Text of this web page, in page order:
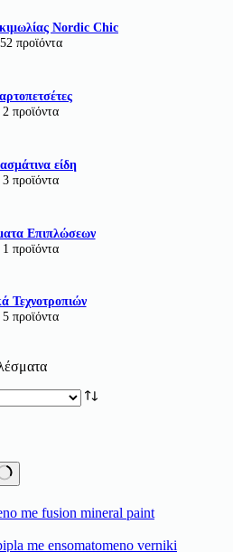
Nordic Chic
52 προϊόντα
2 προϊόντα
είδη
3 προϊόντα
Επιπλώσεων
1 προϊόντα
Τεχνοτροπιών
5 προϊόντα